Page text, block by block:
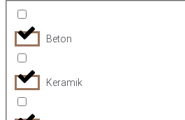
Beton
Keramik